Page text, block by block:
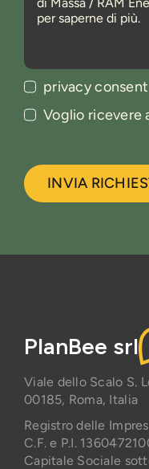
privacy consent
Voglio ricevere
INVIA
PlanBee srl
Viale dello Scalo S.
00185, Roma, Italia
Registro delle
C.F. e P.I.
Capitale Sociale